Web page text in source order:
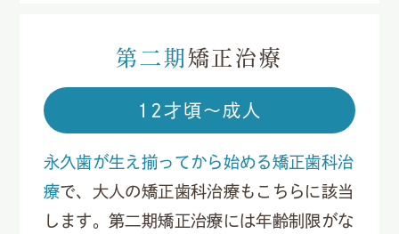
第二期矯正治療
12才頃〜成人
永久歯が生え揃ってから始める矯正歯科治
療で、大人の矯正歯科治療もこちらに該当
します。第二期矯正治療には年齢制限がな